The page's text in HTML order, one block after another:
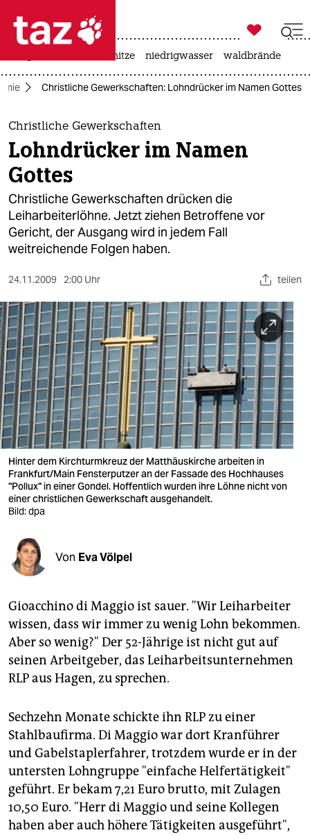
 taz zahl ich
taz zahl ich
themen
politik
öko
gesellschaft
kultur
sport
berlin
nord
wahrheit
verlag
verlag
veranstaltungen
shop
fragen & hilfe
unterstützen
abo
genossenschaft
epaper login

taz zahl ich
hitze niedrigwasser waldbrände
Christliche Gewerkschaften: Lohndrücker im Namen Gottes
Christliche Gewerkschaften
Lohndrücker im Namen
Gottes
Christliche Gewerkschaften drücken die
Leiharbeiterlöhne. Jetzt ziehen Betroffene vor
Gericht, der Ausgang wird in jedem Fall
weitreichende Folgen haben.
24.11.2009 2:00 Uhr teilen
Hinter dem Kirchturmkreuz der Matthäuskirche arbeiten in
Frankfurt/Main Fensterputzer an der Fassade des Hochhauses
"Pollux" in einer Gondel. Hoffentlich wurden ihre Löhne nicht von
einer christlichen Gewerkschaft ausgehandelt.
Bild: dpa
Von Eva Völpel
Gioacchino di Maggio ist sauer. "Wir Leiharbeiter
wissen, dass wir immer zu wenig Lohn bekommen.
Aber so wenig?" Der 52-Jährige ist nicht gut auf
seinen Arbeitgeber, das Leiharbeitsunternehmen
RLP aus Hagen, zu sprechen.
Sechzehn Monate schickte ihn RLP zu einer
Stahlbaufirma. Di Maggio war dort Kranführer
und Gabelstaplerfahrer, trotzdem wurde er in der
untersten Lohngruppe "einfache Helfertätigkeit"
geführt. Er bekam 7,21 Euro brutto, mit Zulagen
10,50 Euro. "Herr di Maggio und seine Kollegen
haben aber auch höhere Tätigkeiten ausgeführt",